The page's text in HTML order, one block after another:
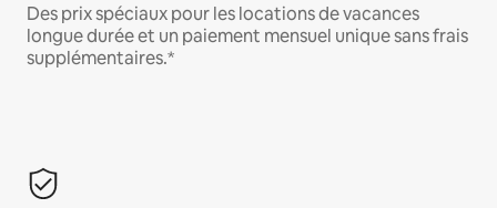
Des prix spéciaux pour les locations de vacances
longue durée et un paiement mensuel unique sans frais
supplémentaires.*